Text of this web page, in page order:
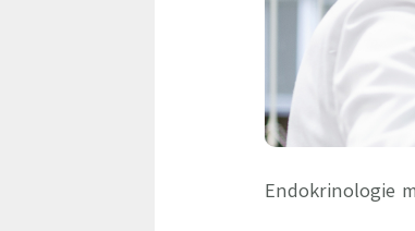
Endokrinologie